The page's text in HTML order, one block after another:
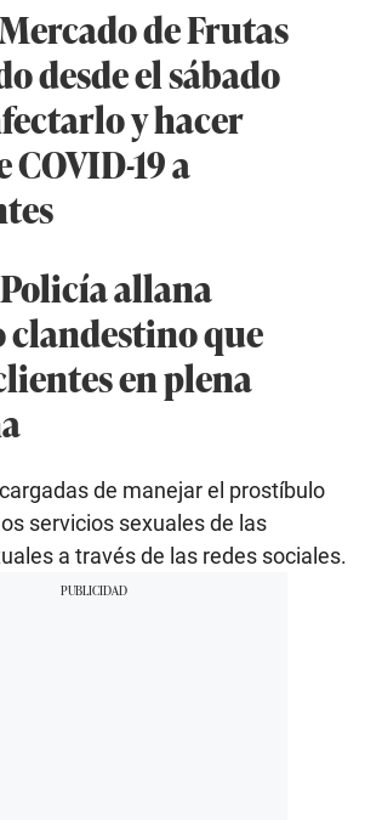
de Frutas
desde el sábado
y hacer
19 a
allana
que
en plena
de manejar el prostíbulo
servicios sexuales de las
a través de las redes sociales.